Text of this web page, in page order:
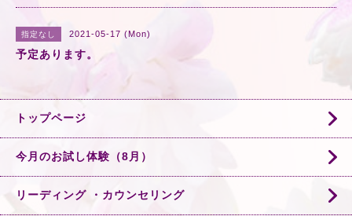
指定なし 2021-05-17 (Mon)
予定あります。
トップページ
今月のお試し体験（8月）
リーディング ・カウンセリング